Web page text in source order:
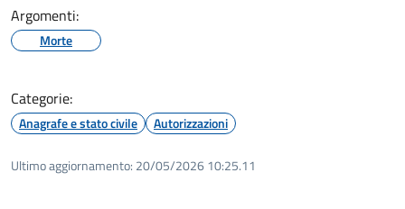
Argomenti:
Morte
Categorie:
Anagrafe e stato civile Autorizzazioni
Ultimo aggiornamento: 20/05/2026 10:25.11